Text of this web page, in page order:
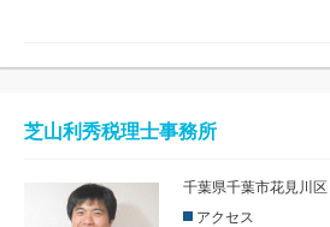
芝山利秀税理士事務所
千葉県千葉市花見川
アクセス